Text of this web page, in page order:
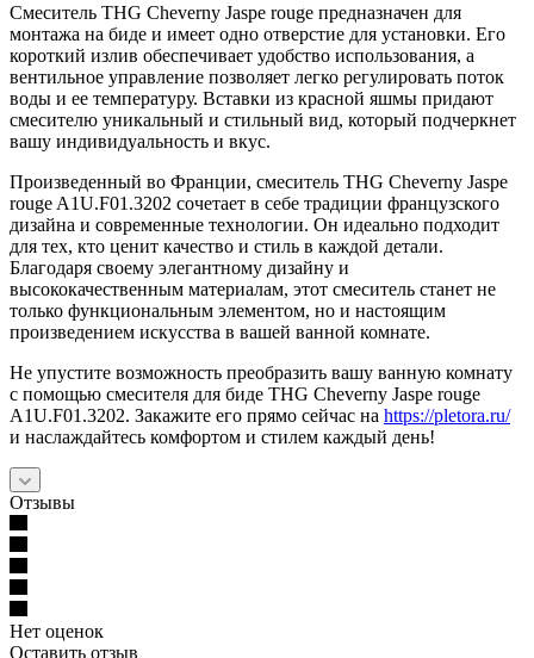
Смеситель THG Cheverny Jaspe rouge предназначен для
монтажа на биде и имеет одно отверстие для установки. Его
короткий излив обеспечивает удобство использования, а
вентильное управление позволяет легко регулировать поток
воды и ее температуру. Вставки из красной яшмы придают
смесителю уникальный и стильный вид, который подчеркнет
вашу индивидуальность и вкус.
Произведенный во Франции, смеситель THG Cheverny Jaspe
rouge A1U.F01.3202 сочетает в себе традиции французского
дизайна и современные технологии. Он идеально подходит
для тех, кто ценит качество и стиль в каждой детали.
Благодаря своему элегантному дизайну и
высококачественным материалам, этот смеситель станет не
только функциональным элементом, но и настоящим
произведением искусства в вашей ванной комнате.
Не упустите возможность преобразить вашу ванную комнату
с помощью смесителя для биде THG Cheverny Jaspe rouge
A1U.F01.3202. Закажите его прямо сейчас на https://pletora.ru/
и наслаждайтесь комфортом и стилем каждый день!
Отзывы
Нет оценок
Оставить отзыв